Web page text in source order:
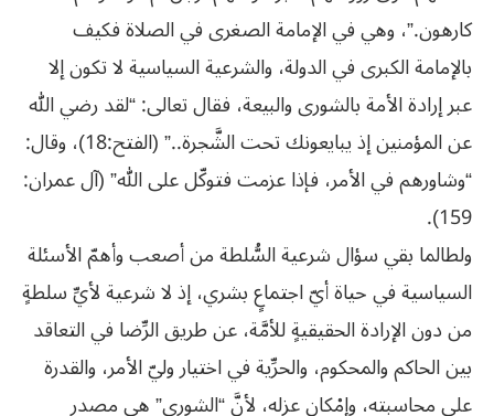
كارهون.”، وهي في الإمامة الصغرى في الصلاة فكيف
بالإمامة الكبرى في الدولة، والشرعية السياسية لا تكون إلا
عبر إرادة الأمة بالشورى والبيعة، فقال تعالى: “لقد رضي الله
عن المؤمنين إذ يبايعونك تحت الشَّجرة..” (الفتح:18)، وقال:
“وشاورهم في الأمر، فإذا عزمت فتوكّل على الله” (آل عمران:
159).
ولطالما بقي سؤال شرعية السُّلطة من أصعب وأهمّ الأسئلة
السياسية في حياة أيّ اجتماعٍ بشري، إذ لا شرعية لأيِّ سلطةٍ
من دون الإرادة الحقيقيةٍ للأمَّة، عن طريق الرِّضا في التعاقد
بين الحاكم والمحكوم، والحرِّية في اختيار وليّ الأمر، والقدرة
على محاسبته، وإمْكان عزله، لأنَّ “الشورى” هي مصدر